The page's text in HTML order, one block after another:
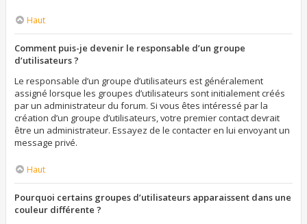
Haut
Comment puis-je devenir le responsable d’un groupe
d’utilisateurs ?
Le responsable d’un groupe d’utilisateurs est généralement
assigné lorsque les groupes d’utilisateurs sont initialement créés
par un administrateur du forum. Si vous êtes intéressé par la
création d’un groupe d’utilisateurs, votre premier contact devrait
être un administrateur. Essayez de le contacter en lui envoyant un
message privé.
Haut
Pourquoi certains groupes d’utilisateurs apparaissent dans une
couleur différente ?